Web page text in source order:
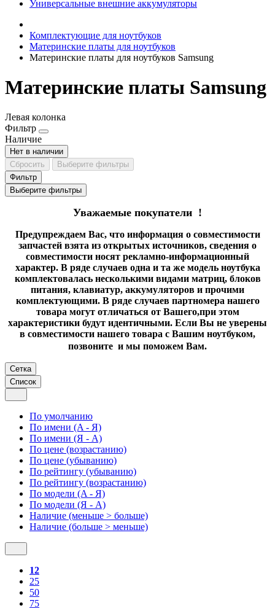
Универсальные внешние аккумуляторы
Комплектующие для ноутбуков
Материнские платы для ноутбуков
Материнские платы для ноутбуков Samsung
Материнские платы Samsung
Левая колонка
Фильтр
Наличие
Нет в наличии
Сбросить
Выберите фильтры
Фильтр
Выберите фильтры
Уважаемые покупатели !
Предупреждаем Вас, что информация о совместимости
запчастей взята из открытых источников, сведения о
совместимости носят рекламно-информационный
характер. В ряде случаев одна и та же модель ноутбука
комплектовалась несколькими видами матриц, блоков
питания, клавиатур, аккумуляторов и прочими
комплектующими. В ряде случаев партномера нашего
товара могут отличаться от Вашего,при этом
характеристики будут идентичными. Если Вы не уверены
в совместимости нашего товара с Вашим ноутбуком,
позвоните и мы поможем Вам.
Сетка
Список
По умолчанию
По имени (A - Я)
По имени (Я - A)
По цене (возрастанию)
По цене (убыванию)
По рейтингу (убыванию)
По рейтингу (возрастанию)
По модели (A - Я)
По модели (Я - A)
Наличие (меньше > больше)
Наличие (больше > меньше)
12
25
50
75